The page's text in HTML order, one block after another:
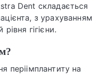
Dent складається
з урахуванням
гігієни.
періімплантиту на